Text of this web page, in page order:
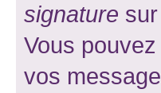
signature
Vous
vos